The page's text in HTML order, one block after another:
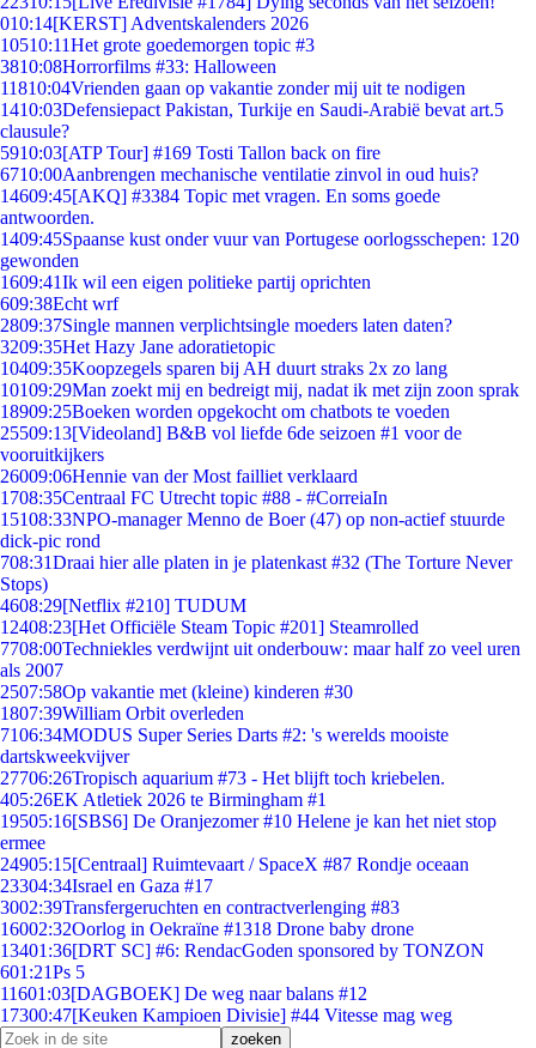
010:14[KERST] Adventskalenders 2026
10510:11Het grote goedemorgen topic #3
3810:08Horrorfilms #33: Halloween
11810:04Vrienden gaan op vakantie zonder mij uit te nodigen
1410:03Defensiepact Pakistan, Turkije en Saudi-Arabië bevat art.5
clausule?
5910:03[ATP Tour] #169 Tosti Tallon back on fire
6710:00Aanbrengen mechanische ventilatie zinvol in oud huis?
14609:45[AKQ] #3384 Topic met vragen. En soms goede
antwoorden.
1409:45Spaanse kust onder vuur van Portugese oorlogsschepen: 120
gewonden
1609:41Ik wil een eigen politieke partij oprichten
609:38Echt wrf
2809:37Single mannen verplichtsingle moeders laten daten?
3209:35Het Hazy Jane adoratietopic
10409:35Koopzegels sparen bij AH duurt straks 2x zo lang
10109:29Man zoekt mij en bedreigt mij, nadat ik met zijn zoon sprak
18909:25Boeken worden opgekocht om chatbots te voeden
25509:13[Videoland] B&B vol liefde 6de seizoen #1 voor de
vooruitkijkers
26009:06Hennie van der Most failliet verklaard
1708:35Centraal FC Utrecht topic #88 - #CorreiaIn
15108:33NPO-manager Menno de Boer (47) op non-actief stuurde
dick-pic rond
708:31Draai hier alle platen in je platenkast #32 (The Torture Never
Stops)
4608:29[Netflix #210] TUDUM
12408:23[Het Officiële Steam Topic #201] Steamrolled
7708:00Techniekles verdwijnt uit onderbouw: maar half zo veel uren
als 2007
2507:58Op vakantie met (kleine) kinderen #30
1807:39William Orbit overleden
7106:34MODUS Super Series Darts #2: 's werelds mooiste
dartskweekvijver
27706:26Tropisch aquarium #73 - Het blijft toch kriebelen.
405:26EK Atletiek 2026 te Birmingham #1
19505:16[SBS6] De Oranjezomer #10 Helene je kan het niet stop
ermee
24905:15[Centraal] Ruimtevaart / SpaceX #87 Rondje oceaan
23304:34Israel en Gaza #17
3002:39Transfergeruchten en contractverlenging #83
16002:32Oorlog in Oekraïne #1318 Drone baby drone
13401:36[DRT SC] #6: RendacGoden sponsored by TONZON
601:21Ps 5
11601:03[DAGBOEK] De weg naar balans #12
17300:47[Keuken Kampioen Divisie] #44 Vitesse mag weg